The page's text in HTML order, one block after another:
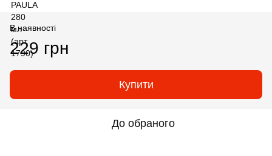
В наявності
229 грн
Купити
До обраного